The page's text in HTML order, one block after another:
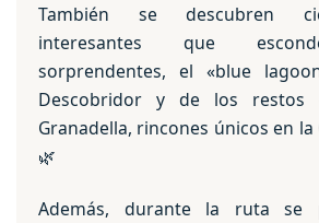
También se descubren
interesantes que
sorprendentes, el «blue
Descobridor y de los restos
Granadella, rincones únicos en la
🌿
Además, durante la ruta se